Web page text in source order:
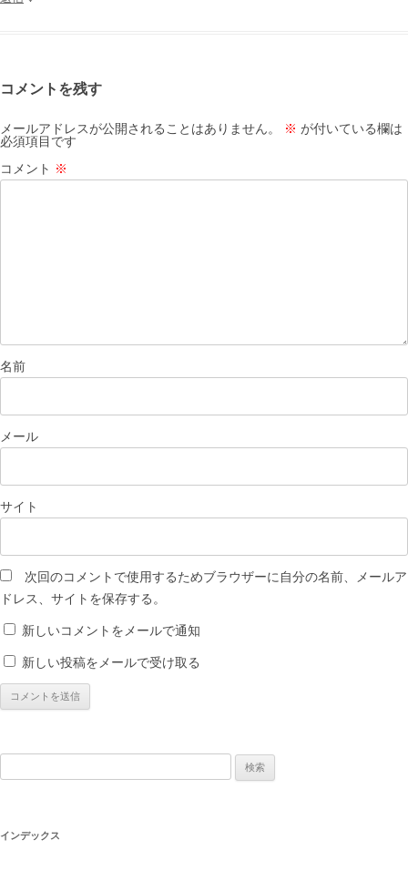
コメントを残す
メールアドレスが公開されることはありません。 ※ が付いている欄は
必須項目です
コメント ※
名前
メール
サイト
次回のコメントで使用するためブラウザーに自分の名前、メールア
ドレス、サイトを保存する。
新しいコメントをメールで通知
新しい投稿をメールで受け取る
インデックス